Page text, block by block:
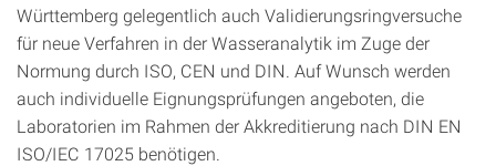
Württemberg gelegentlich auch Validierungsringversuche
für neue Verfahren in der Wasseranalytik im Zuge der
Normung durch ISO, CEN und DIN. Auf Wunsch werden
auch individuelle Eignungsprüfungen angeboten, die
Laboratorien im Rahmen der Akkreditierung nach DIN EN
ISO/IEC 17025 benötigen.